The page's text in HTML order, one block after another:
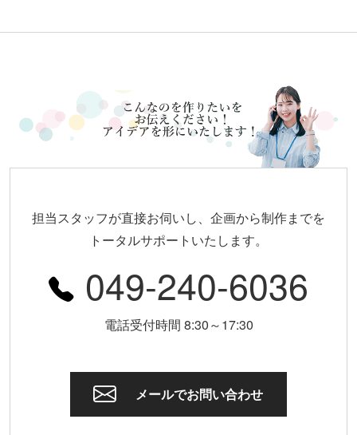
担当スタッフが直接お伺いし、企画から制作までを
トータルサポートいたします。
049-240-6036
電話受付時間 8:30～17:30
メールでお問い合わせ